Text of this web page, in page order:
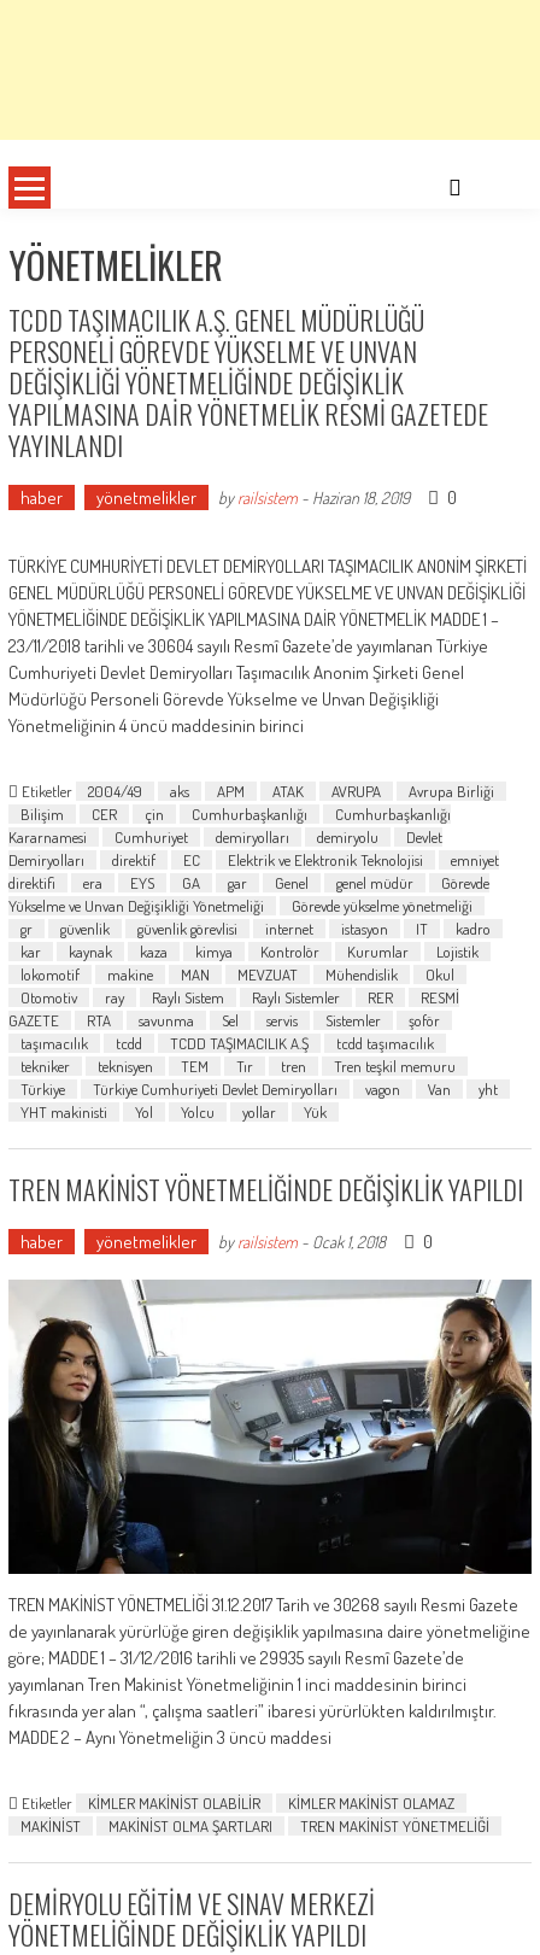
YÖNETMELIKLER
TCDD TAŞIMACILIK A.Ş. GENEL MÜDÜRLÜĞÜ
PERSONELİ GÖREVDE YÜKSELME VE UNVAN
DEĞİŞİKLİĞİ YÖNETMELİĞİNDE DEĞİŞİKLİK
YAPILMASINA DAİR YÖNETMELİK RESMİ GAZETEDE
YAYINLANDI
haber yönetmelikler byrailsistem- Haziran 18, 2019 0
TÜRKİYE CUMHURİYETİ DEVLET DEMİRYOLLARI TAŞIMACILIK ANONİM ŞİRKETİ
GENEL MÜDÜRLÜĞÜ PERSONELİ GÖREVDE YÜKSELME VE UNVAN DEĞİŞİKLİĞİ
YÖNETMELİĞİNDE DEĞİŞİKLİK YAPILMASINA DAİR YÖNETMELİK MADDE 1 –
23/11/2018 tarihli ve 30604 sayılı Resmî Gazete’de yayımlanan Türkiye
Cumhuriyeti Devlet Demiryolları Taşımacılık Anonim Şirketi Genel
Müdürlüğü Personeli Görevde Yükselme ve Unvan Değişikliği
Yönetmeliğinin 4 üncü maddesinin birinci
Etiketler 2004/49 aks APM ATAK AVRUPA
Avrupa Birliği
Bilişim
CER çin Cumhurbaşkanlığı
Cumhurbaşkanlığı
Kararnamesi
Cumhuriyet demiryolları demiryolu
Devlet
Demiryolları
direktif EC Elektrik ve Elektronik Teknolojisi
emniyet
direktifi
era EYS GA gar Genel genel müdür
Görevde
Yükselme ve Unvan Değişikliği Yönetmeliği
Görevde yükselme yönetmeliği
gr
güvenlik güvenlik görevlisi internet istasyon IT
kadro
kar
kaynak kaza kimya Kontrolör Kurumlar
Lojistik
lokomotif
makine MAN MEVZUAT Mühendislik
Okul
Otomotiv
ray Raylı Sistem Raylı Sistemler RER
RESMİ
GAZETE
RTA savunma Sel servis Sistemler
şoför
taşımacılık
tcdd TCDD TAŞIMACILIK A.Ş
tcdd taşımacılık
tekniker
teknisyen TEM Tır tren
Tren teşkil memuru
Türkiye
Türkiye Cumhuriyeti Devlet Demiryolları vagon Van
yht
YHT makinisti
Yol Yolcu yollar Yük
TREN MAKİNİST YÖNETMELİĞİNDE DEĞİŞİKLİK YAPILDI
haber yönetmelikler byrailsistem- Ocak 1, 2018 0
TREN MAKİNİST YÖNETMELİĞİ 31.12.2017 Tarih ve 30268 sayılı Resmi Gazete
de yayınlanarak yürürlüğe giren değişiklik yapılmasına daire yönetmeliğine
göre; MADDE 1 – 31/12/2016 tarihli ve 29935 sayılı Resmî Gazete’de
yayımlanan Tren Makinist Yönetmeliğinin 1 inci maddesinin birinci
fıkrasında yer alan “, çalışma saatleri” ibaresi yürürlükten kaldırılmıştır.
MADDE 2 – Aynı Yönetmeliğin 3 üncü maddesi
Etiketler KİMLER MAKİNİST OLABİLİR
KİMLER MAKİNİST OLAMAZ
MAKİNİST
MAKİNİST OLMA ŞARTLARI TREN MAKİNİST YÖNETMELİĞİ
DEMİRYOLU EĞİTİM VE SINAV MERKEZİ
YÖNETMELİĞİNDE DEĞİŞİKLİK YAPILDI